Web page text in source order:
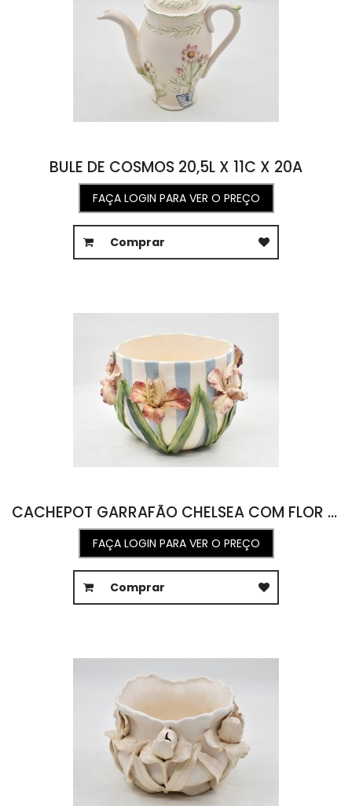
BULE DE COSMOS 20,5L X 11C X 20A
FAÇA LOGIN PARA VER O PREÇO
Comprar
CACHEPOT GARRAFÃO CHELSEA COM FLOR DE ÍRIS E LISTRAS 36,2D X 24,5A
FAÇA LOGIN PARA VER O PREÇO
Comprar